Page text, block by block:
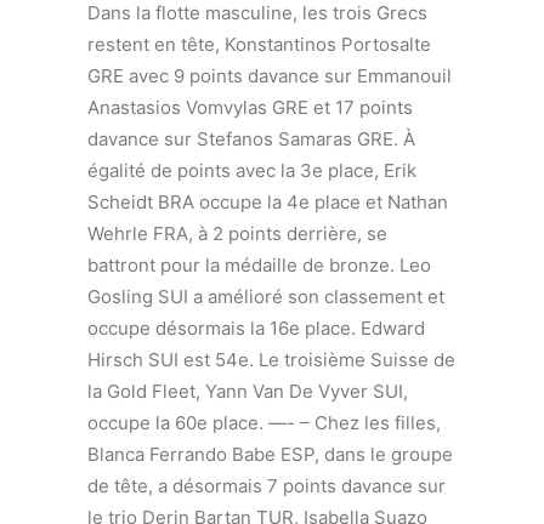
Dans la flotte masculine, les trois Grecs
restent en tête, Konstantinos Portosalte
GRE avec 9 points davance sur Emmanouil
Anastasios Vomvylas GRE et 17 points
davance sur Stefanos Samaras GRE. À
égalité de points avec la 3e place, Erik
Scheidt BRA occupe la 4e place et Nathan
Wehrle FRA, à 2 points derrière, se
battront pour la médaille de bronze. Leo
Gosling SUI a amélioré son classement et
occupe désormais la 16e place. Edward
Hirsch SUI est 54e. Le troisième Suisse de
la Gold Fleet, Yann Van De Vyver SUI,
occupe la 60e place. —- – Chez les filles,
Blanca Ferrando Babe ESP, dans le groupe
de tête, a désormais 7 points davance sur
le trio Derin Bartan TUR, Isabella Suazo